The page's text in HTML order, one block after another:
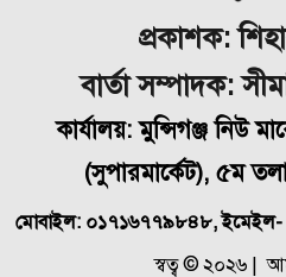
প্রকাশক:
বার্তা সম্পাদক:
কার্যালয়: মুন্সিগঞ্জ নিউ
(সুপারমার্কেট), ৫ম
মোবাইল: ০১৭১৬৭৭৯৮৪৮, ইমেইল-
স্বত্ব © ২০২৬ |